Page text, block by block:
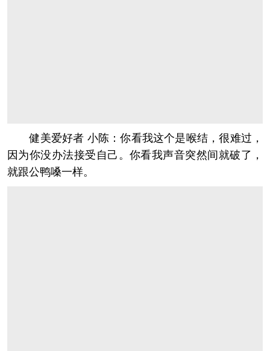
健美爱好者 小陈：你看我这个是喉结，很难过，
因为你没办法接受自己。你看我声音突然间就破了，
就跟公鸭嗓一样。